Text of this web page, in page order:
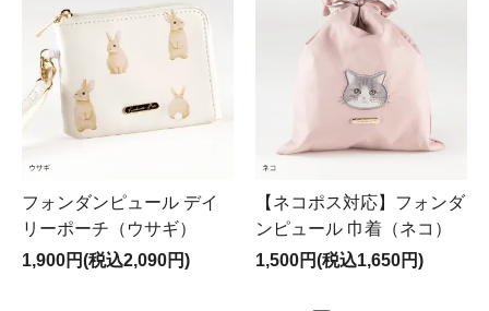
フォンダンピュール デイ
リーポーチ（ウサギ）
1,900円(税込2,090円)
【ネコポス対応】フォンダ
ンピュール 巾着（ネコ）
1,500円(税込1,650円)